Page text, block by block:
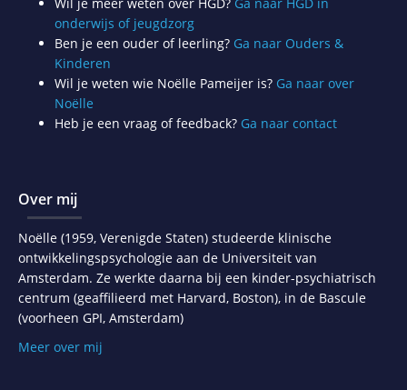
onderwijs of jeugdzorg
Ben je een ouder of leerling? Ga naar Ouders &
Kinderen
Wil je weten wie Noëlle Pameijer is? Ga naar over
Noëlle
Heb je een vraag of feedback? Ga naar contact
Over mij
Noëlle (1959, Verenigde Staten) studeerde klinische
ontwikkelingspsychologie aan de Universiteit van
Amsterdam. Ze werkte daarna bij een kinder-psychiatrisch
centrum (geaffilieerd met Harvard, Boston), in de Bascule
(voorheen GPI, Amsterdam)
Meer over mij